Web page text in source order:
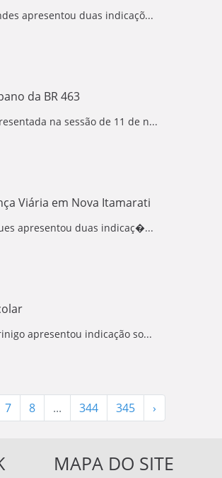
apresentou duas indicaçõ...
da BR 463
na sessão de 11 de n...
Viária em Nova Itamarati
apresentou duas indicaç�...
apresentou indicação so...
7 8 ... 344 345 ›
MAPA DO SITE